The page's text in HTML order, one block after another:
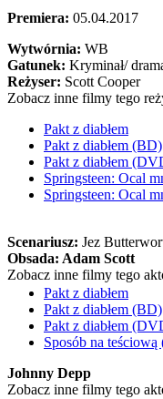
Premiera: 05.04.2017
Wytwórnia: WB
Gatunek: Kryminał/
Reżyser: Scott Cooper
Zobacz inne filmy tego
Pakt z diabłem
Pakt z diabłem (BD)
Pakt z diabłem
Springsteen: Ocal
Springsteen: Ocal
Scenariusz: Jez
Obsada: Adam Scott
Zobacz inne filmy tego
Pakt z diabłem
Pakt z diabłem (BD)
Pakt z diabłem
Sposób na
Johnny Depp
Zobacz inne filmy tego